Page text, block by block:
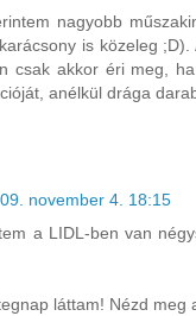
nagyobb
is közeleg ;D).
csak akkor éri meg,
anélkül drága
november 4. 18:15
a LIDL-ben van
láttam! Nézd meg